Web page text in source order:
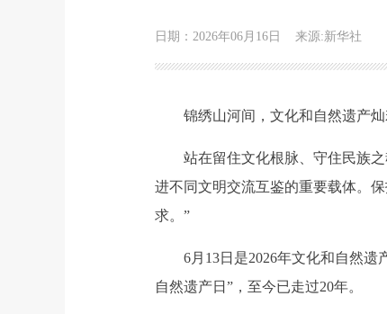
日期：2026年06月16日 来源:新华社
锦绣山河间，文化和自然遗产灿
站在留住文化根脉、守住民族之
进不同文明交流互鉴的重要载体。
求。”
6月13日是2026年文化和自然遗产
自然遗产日”，至今已走过20年。